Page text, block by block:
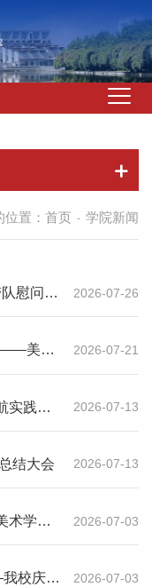
置： 首页 - 学院新闻
慰问我
2026-07-26
——美术
2026-07-21
实践：
2026-07-13
结大会 2026-07-13
术学院
2026-07-03
校庆祝
2026-07-03